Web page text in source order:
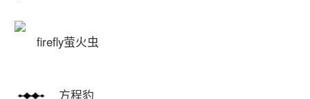
firefly萤火虫
方程豹